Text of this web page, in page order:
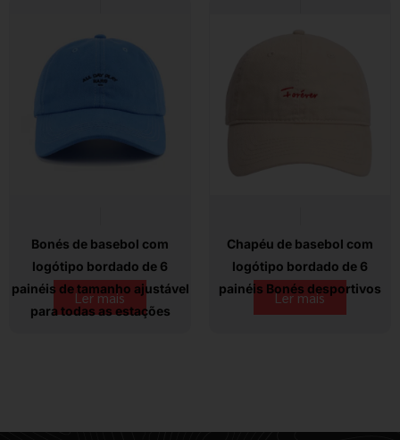
Bonés de basebol com
logótipo bordado de 6
painéis de tamanho ajustável
para todas as estações
Ler mais
Chapéu de basebol com
logótipo bordado de 6
painéis Bonés desportivos
Ler mais